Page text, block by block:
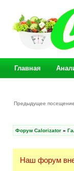
Главная
Предыдущее
Форум Calorizator »
Наш форум вне